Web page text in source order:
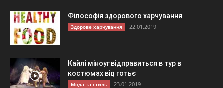
Філософія здорового харчування
Здорове харчування 22.01.2019
Кайлі міноуг відправиться в тур в
костюмах від готьє
Мода та стиль 23.01.2019